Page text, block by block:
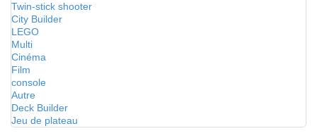
Twin-stick shooter
City Builder
LEGO
Multi
Cinéma
Film
console
Autre
Deck Builder
Jeu de plateau